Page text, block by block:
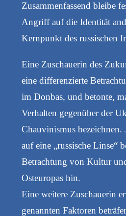
Zusammenfassend bleibe
Angriff auf die Identität
Kernpunkt des russischen
Eine Zuschauerin des
eine differenzierte
im Donbas, und betonte,
Verhalten gegenüber der
Chauvinismus bezeichnen.
auf eine „russische Linse“
Betrachtung von Kultur
Osteuropas hin.
Eine weitere Zuschauerin
genannten Faktoren